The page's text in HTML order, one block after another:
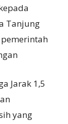
Tanjung
Jarak 1,5
yang